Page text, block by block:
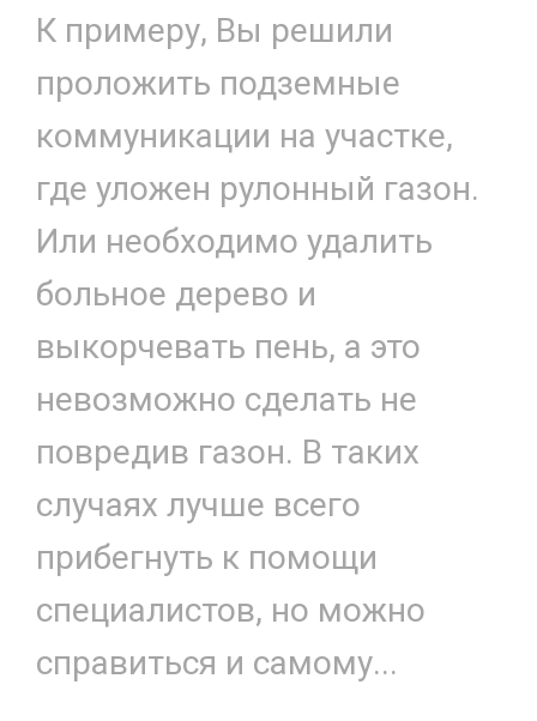
К примеру, Вы решили
проложить подземные
коммуникации на участке,
где уложен рулонный газон.
Или необходимо удалить
больное дерево и
выкорчевать пень, а это
невозможно сделать не
повредив газон. В таких
случаях лучше всего
прибегнуть к помощи
специалистов, но можно
справиться и самому...